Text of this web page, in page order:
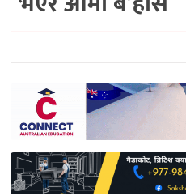
साहित्य
प्रदेश
English